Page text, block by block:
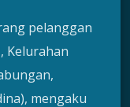
pelanggan
Kelurahan
mengaku